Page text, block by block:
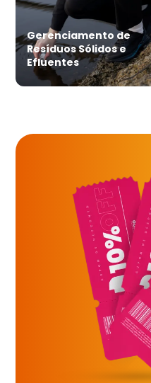
Gerenciamento de
Resíduos Sólidos e
Efluentes